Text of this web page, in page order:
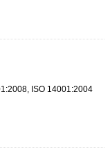
ISO 14001:2004